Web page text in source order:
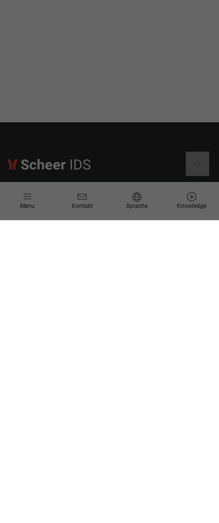
Menu Kontakt Sprache Knowledge
Informationen
Kontakt